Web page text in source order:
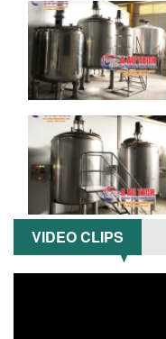
VIDEO CLIPS